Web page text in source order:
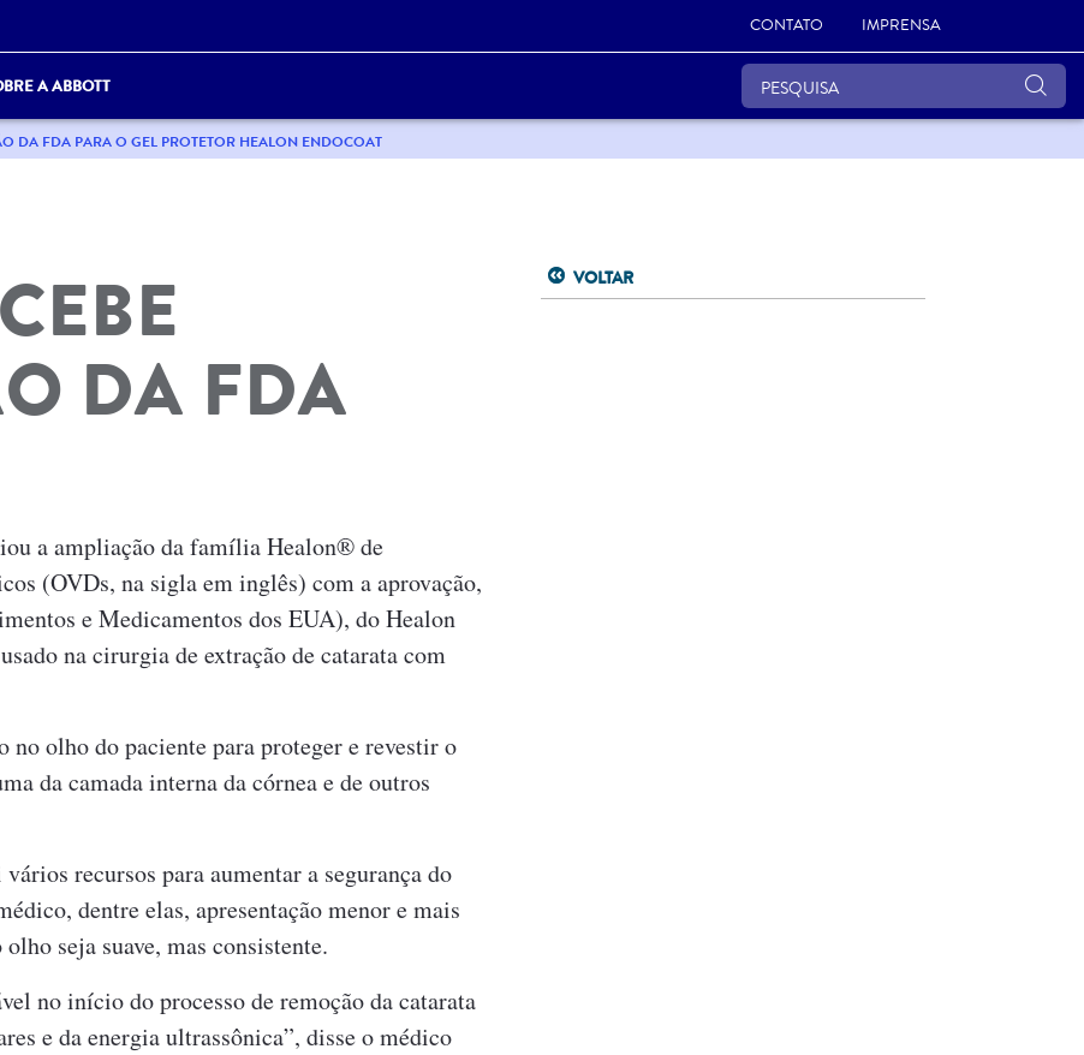
CONTATO IMPRENSA
A ABBOTT
DA FDA PARA O GEL PROTETOR HEALON ENDOCOAT
DA FDA
a ampliação da família Healon® de
(OVDs, na sigla em inglês) com a aprovação,
e Medicamentos dos EUA), do Healon
na cirurgia de extração de catarata com
olho do paciente para proteger e revestir o
da camada interna da córnea e de outros
recursos para aumentar a segurança do
dentre elas, apresentação menor e mais
seja suave, mas consistente.
no início do processo de remoção da catarata
e da energia ultrassônica”, disse o médico
VOLTAR